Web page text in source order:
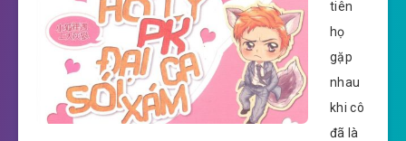
tiên
họ
gặp
nhau
khi cô
đã là